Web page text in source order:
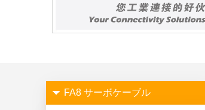
FA8 サーボケーブル